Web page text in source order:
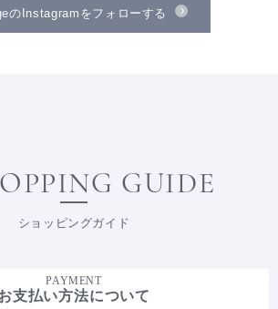
のInstagramをフォローする
GUIDE
ショッピングガイド
PAYMENT
支払い方法について